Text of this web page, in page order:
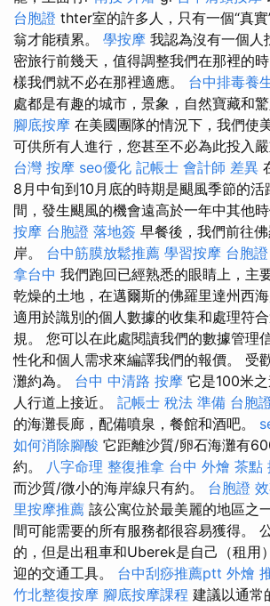
台胞證 thter室的許多人，只有一個“真
翁才能積累。 學按摩 我認為沒有一個人
密旅行前幾天，值得調整我們在那裡的
樣我們就不必在那裡適應。 台中排毒養
處都是有趣的城市，景象，自然寶藏和
腳底按摩 在美國團隊的情況下，我們使
可供所有人進行，您甚至不必為此投入嚴
台灣 按摩 seo優化 記帳士 會計師 差異
8月中旬到10月底的時期是颶風季節的活
間，發生颶風的機會遠高於一年中其他時
按摩 台胞證 落地簽 早餐後，我們前往
岸。 台中筋膜放鬆推薦 學習按摩 台胞
拿台中 我們跑回已經熟悉的眼睛上，主
乾燥的土地，在邁爾斯的佛羅里達州西海
適用於識別的個人數據的收集和處理符
規。 您可以在此處閱讀我們的數據管理
性化和個人需求來編譯我們的報價。 受
灘約為。 台中 中清路 按摩 它是100米
人行道上接近。 記帳士 稅法 準備 台胞
的海灘長廊，配備噴泉，餐館和酒吧。
如何消除腳酸 它距離沙質/卵石海灘有
約。 八字命理 整復推拿 台中 外燴 茶點
而沙質/微小的海岸線只有約。 台胞證
里按摩推薦 該公寓位於最美麗的地區之
間可能需要的所有服務都很容易獲得。
的，但是出租車和Uberek是自己（租用
迎的交通工具。 台中刮痧推薦ptt 外燴
竹北整復按摩 腳底按摩課程 建議以通常